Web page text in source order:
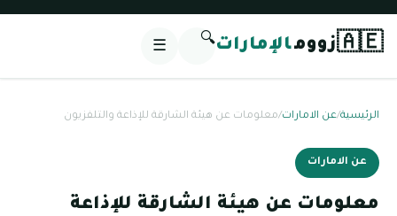
🇦🇪زوومالإمارات🔍
☰
الرئيسية/عن الامارات/معلومات عن هيئة الشارقة للإذاعة والتلفزيون
عن الامارات
معلومات عن هيئة الشارقة للإذاعة